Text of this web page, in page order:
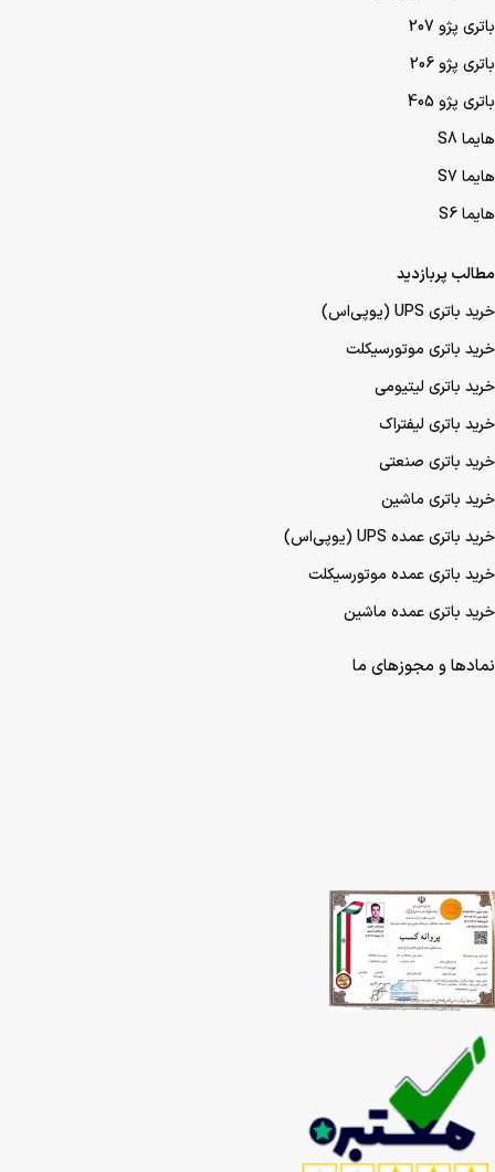
باتری پژو 207
باتری پژو 206
باتری پژو 405
هایما S8
هایما S7
هایما S6
مطالب پربازدید
خرید باتری UPS (یو‌پی‌اس)
خرید باتری موتورسیکلت
خرید باتری لیتیومی
خرید باتری لیفتراک
خرید باتری صنعتی
خرید باتری ماشین
خرید باتری عمده UPS (یو‌پی‌اس)
خرید باتری عمده موتورسیکلت
خرید باتری عمده ماشین
نمادها و مجوزهای ما